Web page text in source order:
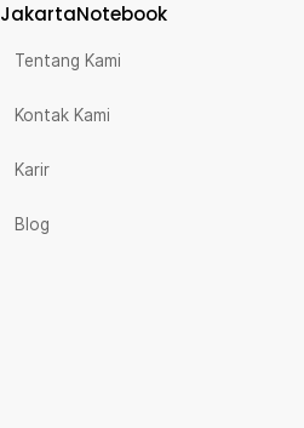
JakartaNotebook
Tentang Kami
Kontak Kami
Karir
Blog